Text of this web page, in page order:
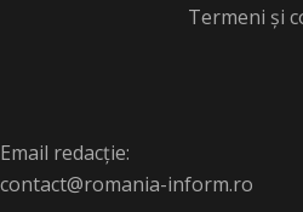
Termeni și
Email redacție:
contact@romania-inform.ro